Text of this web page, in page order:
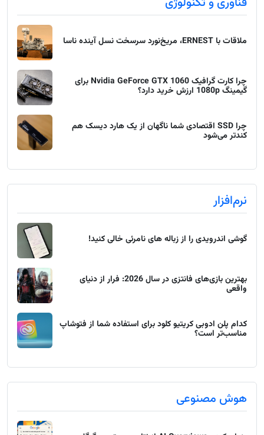
ملاقات با ERNEST، مریخ‌نورد سرسخت نسل آینده ناسا
چرا کارت گرافیک Nvidia GeForce GTX 1060 برای
گیمینگ 1080p ارزش خرید دارد؟
چرا SSD اقتصادی شما ناگهان از یک هارد دیسک هم
کندتر می‌شود
نرم‌افزار
گوشی اندرویدی را از زباله های نامرئی خالی کنید!
بهترین بازی‌های فانتزی در سال 2026: فرار از دنیای
واقعی
کدام پلن ادوبی کریتیو کلود برای استفاده شما از فتوشاپ
مناسب‌تر است؟
هوش مصنوعی